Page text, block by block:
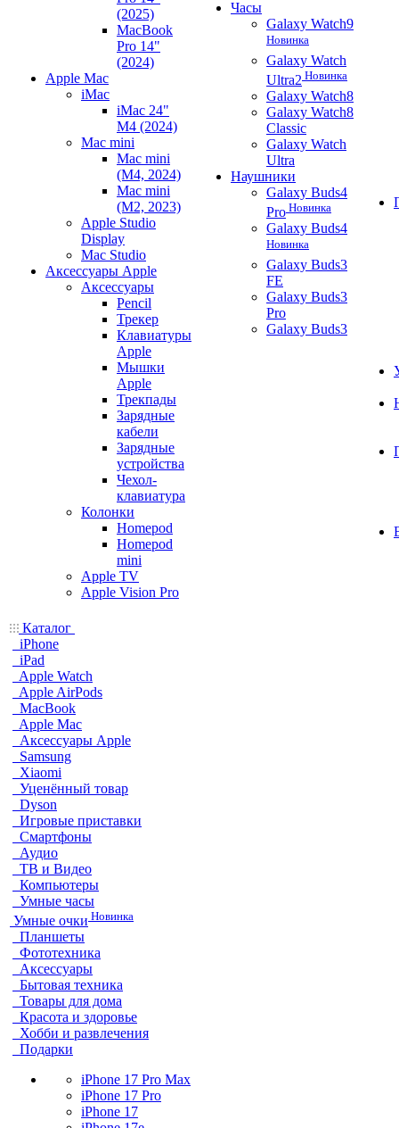
(2025)
MacBook
Pro 14"
(2024)
Apple Mac
iMac
iMac 24"
M4 (2024)
Mac mini
Mac mini
(M4, 2024)
Mac mini
(M2, 2023)
Apple Studio
Display
Mac Studio
Аксессуары Apple
Аксессуары
Pencil
Трекер
Клавиатуры
Apple
Мышки
Apple
Трекпады
Зарядные
кабели
Зарядные
устройства
Чехол-
клавиатура
Колонки
Homepod
Homepod
mini
Apple TV
Apple Vision Pro
Часы
Galaxy Watch9
Новинка
Galaxy Watch
Ultra2 Новинка
Galaxy Watch8
Galaxy Watch8
Classic
Galaxy Watch
Ultra
Наушники
Galaxy Buds4
Pro Новинка
Galaxy Buds4
Новинка
Galaxy Buds3
FE
Galaxy Buds3
Pro
Galaxy Buds3
Каталог
iPhone
iPad
Apple Watch
Apple AirPods
MacBook
Apple Mac
Аксессуары Apple
Samsung
Xiaomi
Уценённый товар
Dyson
Игровые приставки
Смартфоны
Аудио
ТВ и Видео
Компьютеры
Умные часы
Умные очки Новинка
Планшеты
Фототехника
Аксессуары
Бытовая техника
Товары для дома
Красота и здоровье
Хобби и развлечения
Подарки
iPhone 17 Pro Max
iPhone 17 Pro
iPhone 17